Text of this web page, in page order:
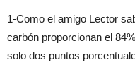
1-Como el amigo Lector
carbón proporcionan el
solo dos puntos